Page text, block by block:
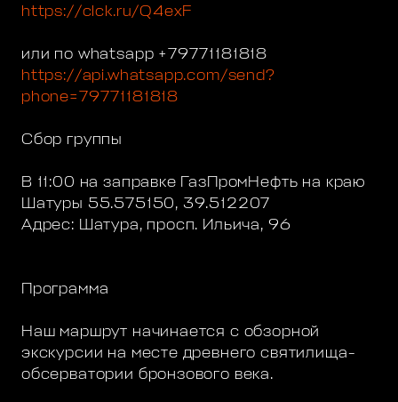
https://clck.ru/Q4exF
или по whatsapp +79771181818
https://api.whatsapp.com/send?
phone=79771181818
Сбор группы
В 11:00 на заправке ГазПромНефть на краю
Шатуры 55.575150, 39.512207
Адрес: Шатура, просп. Ильича, 96
Программа
Наш маршрут начинается с обзорной
экскурсии на месте древнего святилища-
обсерватории бронзового века.